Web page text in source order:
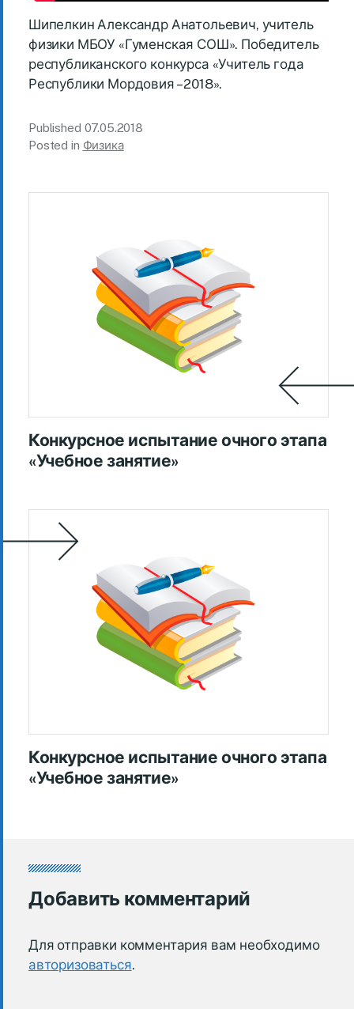
Шипелкин Александр Анатольевич, учитель
физики МБОУ «Гуменская СОШ». Победитель
республиканского конкурса «Учитель года
Республики Мордовия – 2018».
Published 07.05.2018
Posted in Физика
Конкурсное испытание очного этапа
«Учебное занятие»
Конкурсное испытание очного этапа
«Учебное занятие»
Добавить комментарий
Для отправки комментария вам необходимо
авторизоваться.